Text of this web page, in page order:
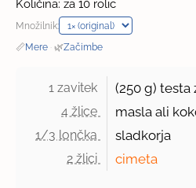
Količina: za 10 rolic
Množilnik:
📏Mere · 🌿Začimbe
1 zavitek (250 g) testa
4 žlice masla ali
1/3 lončka sladkorja
2 žlici cimeta